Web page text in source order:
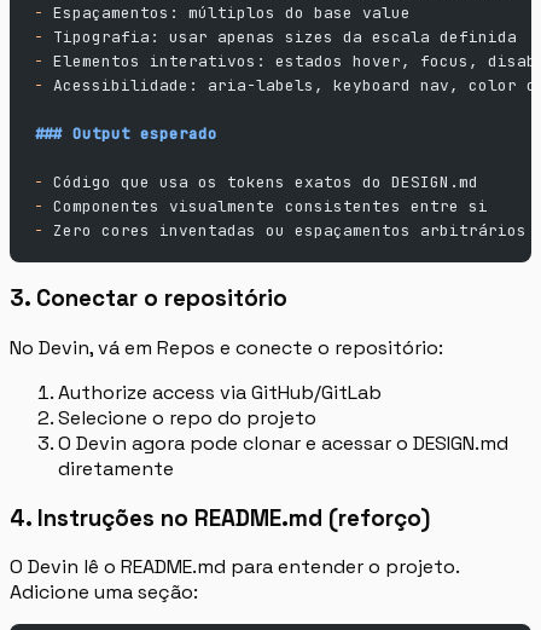
- Espaçamentos: múltiplos do base value
-
Tipografia: usar apenas sizes da escala definida
- Elementos interativos: estados hover, focus,
- Acessibilidade: aria-labels, keyboard nav, color
### Output esperado
- Código que usa os tokens exatos do DESIGN.md
- Componentes visualmente consistentes entre si
-
Zero cores inventadas ou espaçamentos arbitrários
3. Conectar o repositório
No Devin, vá em Repos e conecte o repositório:
Authorize access via GitHub/GitLab
Selecione o repo do projeto
O Devin agora pode clonar e acessar o DESIGN.md
diretamente
4. Instruções no README.md (reforço)
O Devin lê o README.md para entender o projeto.
Adicione uma seção: